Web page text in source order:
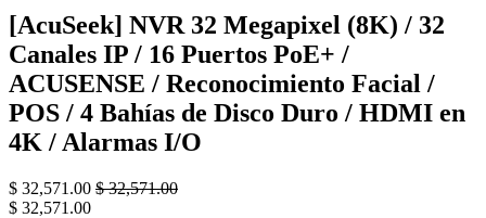
[AcuSeek] NVR 32 Megapixel (8K) / 32
Canales IP / 16 Puertos PoE+ /
ACUSENSE / Reconocimiento Facial /
POS / 4 Bahías de Disco Duro / HDMI en
4K / Alarmas I/O
$ 32,571.00 $32,571.00
$ 32,571.00